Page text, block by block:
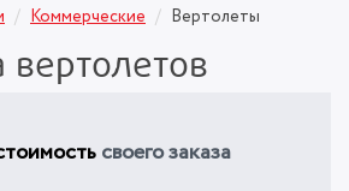
Коммерческие Вертолеты
вертолетов
своего заказа